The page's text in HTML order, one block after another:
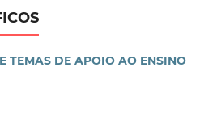
TEMAS DE APOIO AO ENSINO